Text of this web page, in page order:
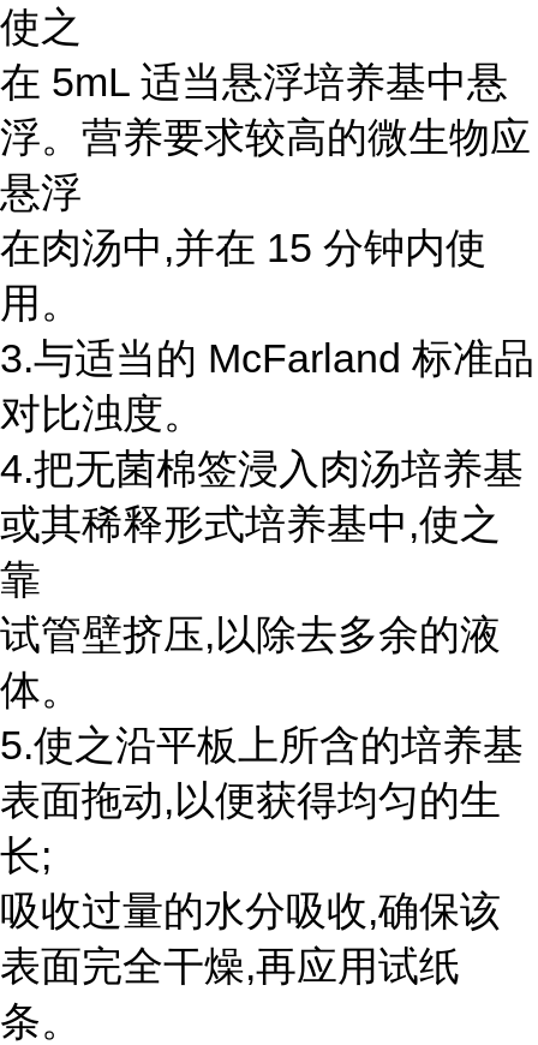
使之
在 5mL 适当悬浮培养基中悬
浮。营养要求较高的微生物应
悬浮
在肉汤中,并在 15 分钟内使
用。
3.与适当的 McFarland 标准品
对比浊度。
4.把无菌棉签浸入肉汤培养基
或其稀释形式培养基中,使之
靠
试管壁挤压,以除去多余的液
体。
5.使之沿平板上所含的培养基
表面拖动,以便获得均匀的生
长;
吸收过量的水分吸收,确保该
表面完全干燥,再应用试纸
条。